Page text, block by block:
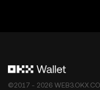
会計、法務、または税
税務・投資の専門家にご
レットは、サードパーテ
©2017 - 2026